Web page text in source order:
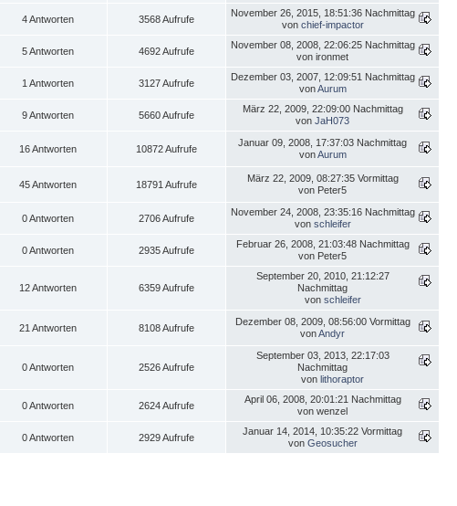
4 Antworten 3568 Aufrufe
November 26, 2015, 18:51:36 Nachmittag
von chief-impactor
5 Antworten 4692 Aufrufe
November 08, 2008, 22:06:25 Nachmittag
von ironmet
1 Antworten 3127 Aufrufe
Dezember 03, 2007, 12:09:51 Nachmittag
vonAurum
9 Antworten 5660 Aufrufe
März 22, 2009, 22:09:00 Nachmittag
von JaH073
16 Antworten 10872 Aufrufe
Januar 09, 2008, 17:37:03 Nachmittag
vonAurum
45 Antworten 18791 Aufrufe
März 22, 2009, 08:27:35 Vormittag
von Peter5
0 Antworten 2706 Aufrufe
November 24, 2008, 23:35:16 Nachmittag
von schleifer
0 Antworten 2935 Aufrufe
Februar 26, 2008, 21:03:48 Nachmittag
von Peter5
12 Antworten 6359 Aufrufe
September 20, 2010, 21:12:27
Nachmittag
von schleifer
21 Antworten 8108 Aufrufe
Dezember 08, 2009, 08:56:00 Vormittag
vonAndyr
0 Antworten 2526 Aufrufe
September 03, 2013, 22:17:03
Nachmittag
von lithoraptor
0 Antworten 2624 Aufrufe
April 06, 2008, 20:01:21 Nachmittag
von wenzel
0 Antworten 2929 Aufrufe
Januar 14, 2014, 10:35:22 Vormittag
von Geosucher